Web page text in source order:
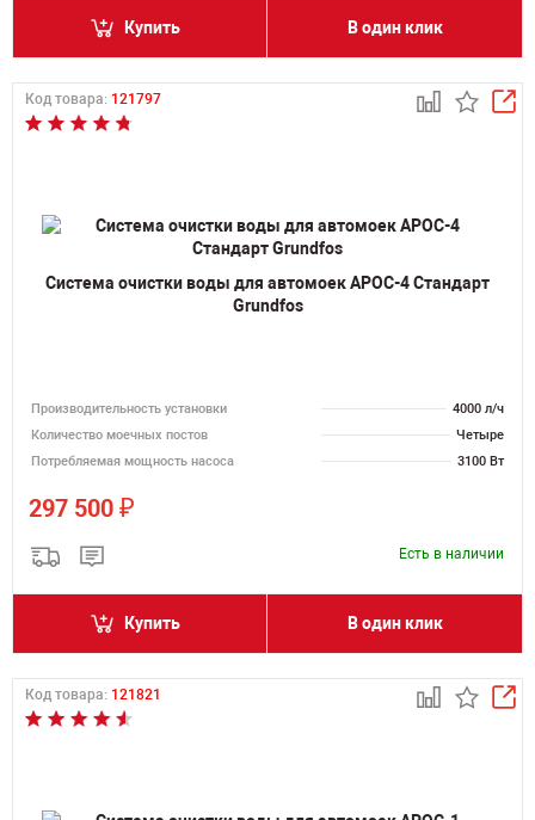
Купить В один клик
Код товара: 121797
Система очистки воды для автомоек АРОС-4 Стандарт
Grundfos
Производительность установки
4000 л/ч
Количество моечных постов
Четыре
Потребляемая мощность насоса
3100 Вт
297 500 ₽
Есть в наличии
Купить В один клик
Код товара: 121821